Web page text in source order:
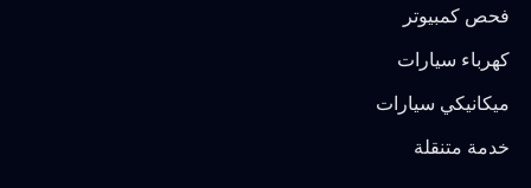
فحص كمبيوتر
كهرباء سيارات
ميكانيكي سيارات
خدمة متنقلة